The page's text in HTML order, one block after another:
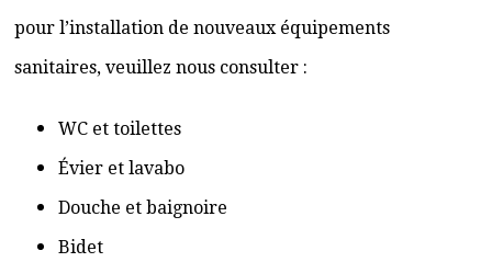
pour l’installation de nouveaux équipements
sanitaires, veuillez nous consulter :
WC et toilettes
Évier et lavabo
Douche et baignoire
Bidet